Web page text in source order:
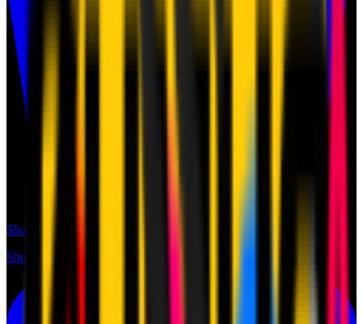
Shop
Shop